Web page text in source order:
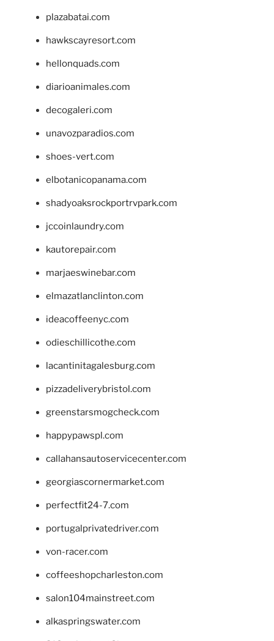
plazabatai.com
hawkscayresort.com
hellonquads.com
diarioanimales.com
decogaleri.com
unavozparadios.com
shoes-vert.com
elbotanicopanama.com
shadyoaksrockportrvpark.com
jccoinlaundry.com
kautorepair.com
marjaeswinebar.com
elmazatlanclinton.com
ideacoffeenyc.com
odieschillicothe.com
lacantinitagalesburg.com
pizzadeliverybristol.com
greenstarsmogcheck.com
happypawspl.com
callahansautoservicecenter.com
georgiascornermarket.com
perfectfit24-7.com
portugalprivatedriver.com
von-racer.com
coffeeshopcharleston.com
salon104mainstreet.com
alkaspringswater.com